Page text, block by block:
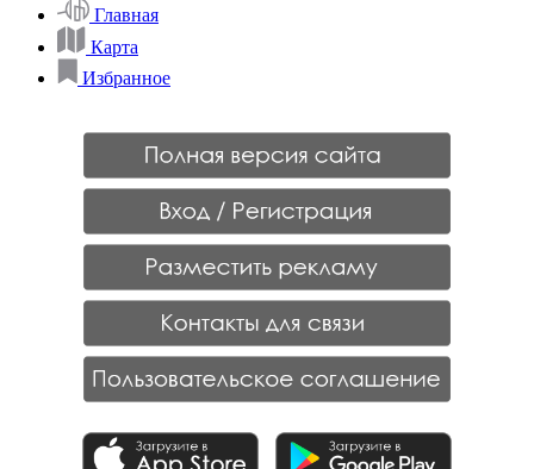
Главная
Карта
Избранное